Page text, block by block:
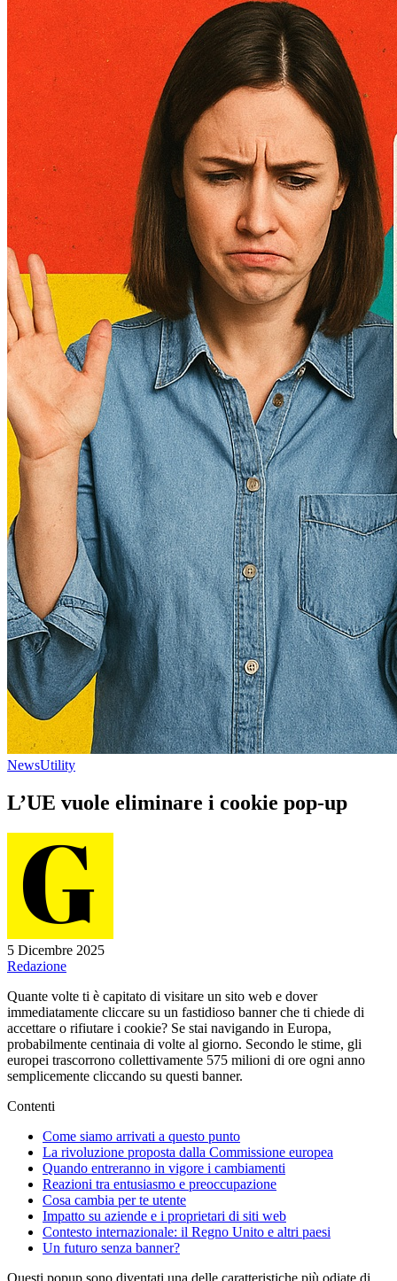
NewsUtility
L’UE vuole eliminare i cookie pop-up
5 Dicembre 2025
Redazione
Quante volte ti è capitato di visitare un sito web e dover
immediatamente cliccare su un fastidioso banner che ti chiede di
accettare o rifiutare i cookie? Se stai navigando in Europa,
probabilmente centinaia di volte al giorno. Secondo le stime, gli
europei trascorrono collettivamente 575 milioni di ore ogni anno
semplicemente cliccando su questi banner.
Contenti
Come siamo arrivati a questo punto
La rivoluzione proposta dalla Commissione europea
Quando entreranno in vigore i cambiamenti
Reazioni tra entusiasmo e preoccupazione
Cosa cambia per te utente
Impatto su aziende e i proprietari di siti web
Contesto internazionale: il Regno Unito e altri paesi
Un futuro senza banner?
Questi popup sono diventati una delle caratteristiche più odiate di